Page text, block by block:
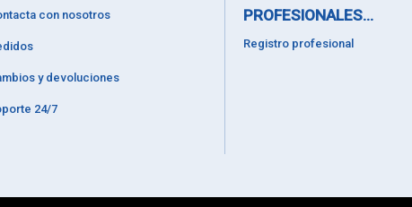
con nosotros
y devoluciones
24/7
PROFESIONALES...
Registro profesional